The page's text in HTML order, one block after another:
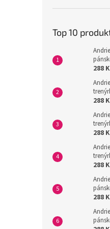
Top 10
288
288
288
288
288